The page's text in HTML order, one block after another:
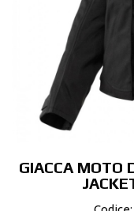
GIACCA MOTO